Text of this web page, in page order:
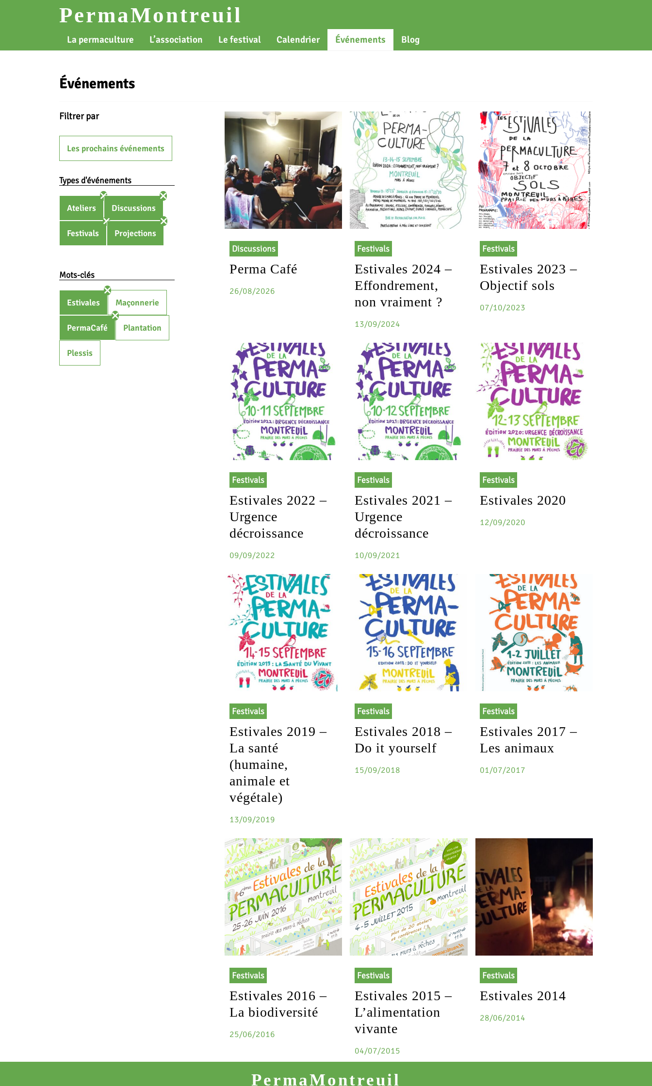
PermaMontreuil
La permaculture L’association Le festival Calendrier Événements Blog
Événements
Filtrer par
Les prochains événements
Types d'événements
Ateliers Discussions
Festivals Projections
Mots-clés
Estivales Maçonnerie
PermaCafé Plantation
Plessis
Discussions
Perma Café
26/08/2026
Festivals
Estivales 2024 –
Effondrement,
non vraiment ?
13/09/2024
Festivals
Estivales 2023 –
Objectif sols
07/10/2023
Festivals
Estivales 2022 –
Urgence
décroissance
09/09/2022
Festivals
Estivales 2021 –
Urgence
décroissance
10/09/2021
Festivals
Estivales 2020
12/09/2020
Festivals
Estivales 2019 –
La santé
(humaine,
animale et
végétale)
13/09/2019
Festivals
Estivales 2018 –
Do it yourself
15/09/2018
Festivals
Estivales 2017 –
Les animaux
01/07/2017
Festivals
Estivales 2016 –
La biodiversité
25/06/2016
Festivals
Estivales 2015 –
L’alimentation
vivante
04/07/2015
Festivals
Estivales 2014
28/06/2014
PermaMontreuil